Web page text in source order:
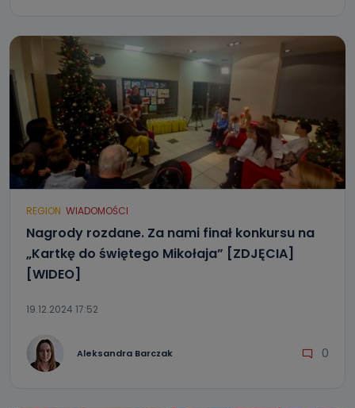
REGION WIADOMOŚCI
Nagrody rozdane. Za nami finał konkursu na
„Kartkę do świętego Mikołaja” [ZDJĘCIA]
[WIDEO]
19.12.2024 17:52
Aleksandra Barczak 0